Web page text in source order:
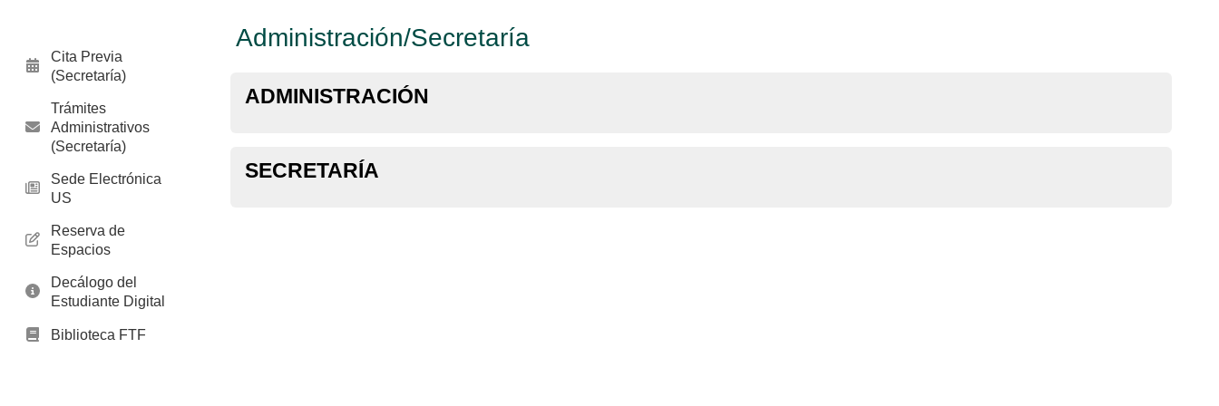
Administración/Secretaría
ADMINISTRACIÓN
SECRETARÍA
Cita Previa
(Secretaría)
Trámites
Administrativos
(Secretaría)
Sede Electrónica
US
Reserva de
Espacios
Decálogo del
Estudiante Digital
Biblioteca FTF